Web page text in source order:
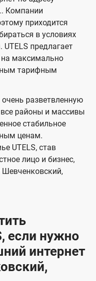
л
е
в
и
д
е
и
я
Компании
приходится
в условиях
предлагает
на максимально
тарифным
разветвленную
районы и массивы
стабильное
ценам.
UTELS, став
лицо и бизнес,
если нужно
интернет